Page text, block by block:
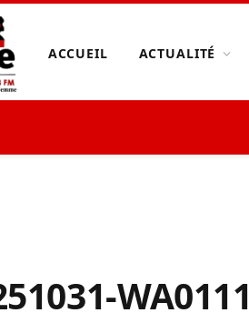
ACCUEIL ACTUALITÉ
WA0111